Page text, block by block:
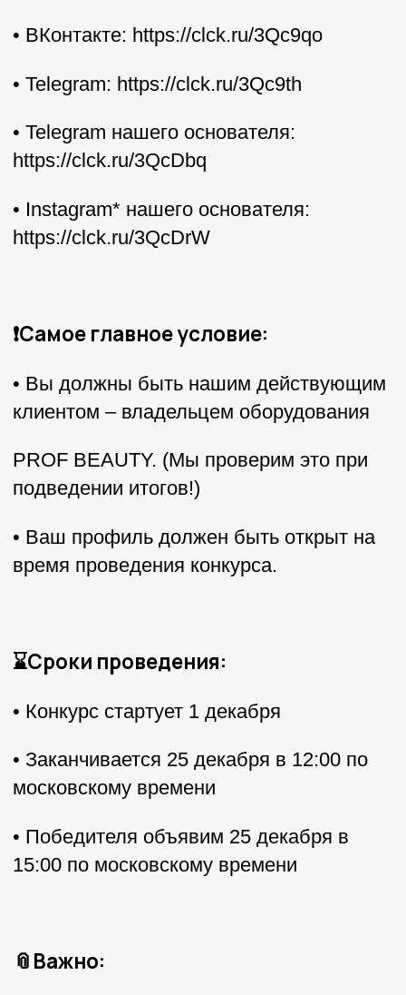
• ВКонтакте: https://clck.ru/3Qc9qo
• Telegram: https://clck.ru/3Qc9th
• Telegram нашего основателя:
https://clck.ru/3QcDbq
• Instagram* нашего основателя:
https://clck.ru/3QcDrW
❗Самое главное условие:
• Вы должны быть нашим действующим
клиентом – владельцем оборудования
PROF BEAUTY. (Мы проверим это при
подведении итогов!)
• Ваш профиль должен быть открыт на
время проведения конкурса.
⌛Сроки проведения:
• Конкурс стартует 1 декабря
• Заканчивается 25 декабря в 12:00 по
московскому времени
• Победителя объявим 25 декабря в
15:00 по московскому времени
📎Важно: